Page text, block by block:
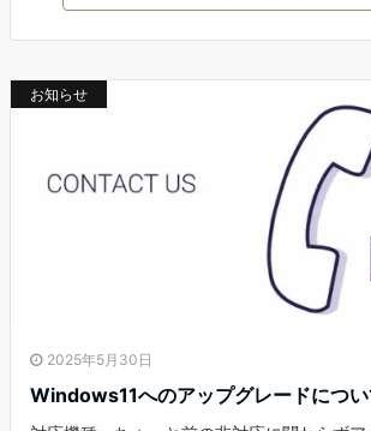
お知らせ
2025年5月30日
Windows11へのアップグレードにつ